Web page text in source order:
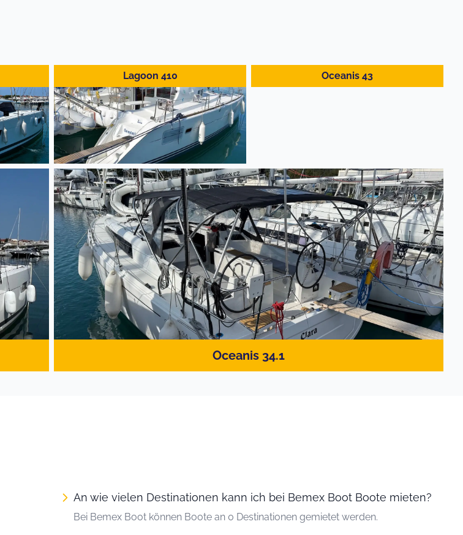
Lagoon 410 Oceanis 43
Oceanis 34.1
An wie vielen Destinationen kann ich bei Bemex Boot Boote mieten?
Bei Bemex Boot können Boote an 0 Destinationen gemietet werden.